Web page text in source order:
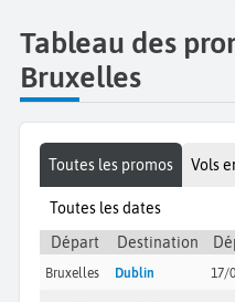
Tableau des
Bruxelles
Toutes les promos Vols
Départ Destination
Bruxelles Dublin 17/